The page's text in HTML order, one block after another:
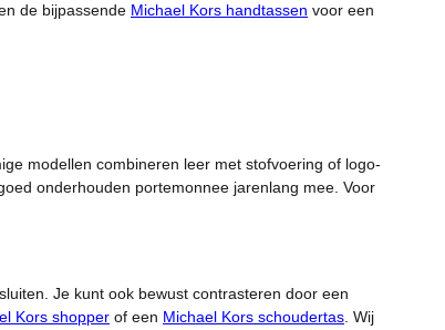
de bijpassende Michael Kors handtassen voor een
modellen combineren leer met stofvoering of logo-
onderhouden portemonnee jarenlang mee. Voor
Je kunt ook bewust contrasteren door een
Kors shopper of een Michael Kors schoudertas . Wij